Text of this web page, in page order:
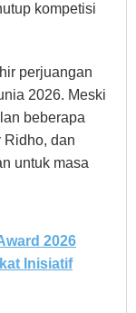
kompetisi
perjuangan
2026. Meski
beberapa
Ridho, dan
untuk masa
2026
Inisiatif